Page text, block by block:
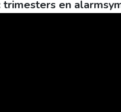
trimesters en